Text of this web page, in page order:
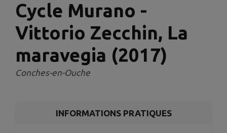
Cycle Murano -
Vittorio Zecchin, La
maravegia (2017)
Conches-en-Ouche
INFORMATIONS PRATIQUES